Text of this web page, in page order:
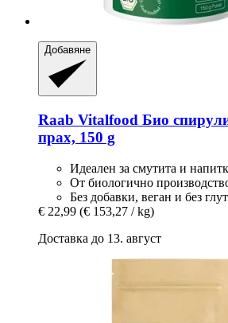
Добавяне
Raab Vitalfood Био
прах, 150 g
Идеален за смутита и
От биологично
Без добавки, веган и без
€ 22,99 (€ 153,27 / kg)
Доставка до 13. август